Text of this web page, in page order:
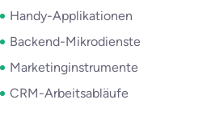
Handy-Applikationen
Backend-Mikrodienste
Marketinginstrumente
CRM-Arbeitsabläufe